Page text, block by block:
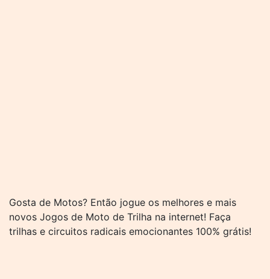
Gosta de Motos? Então jogue os melhores e mais
novos Jogos de Moto de Trilha na internet! Faça
trilhas e circuitos radicais emocionantes 100% grátis!